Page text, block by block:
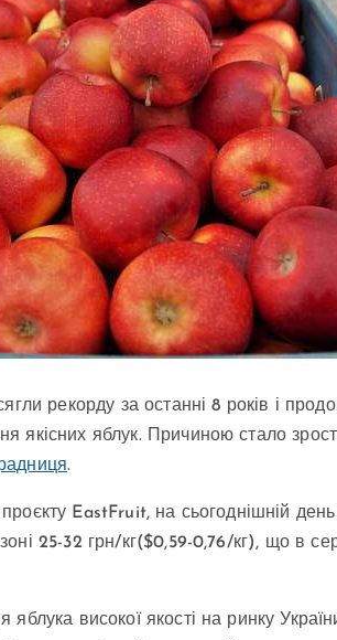
рекорду за останні 8 років і
якісних яблук. Причиною стало
.
EastFruit, на сьогоднішній день
25-32 грн/кг($0,59-0,76/кг), що в
яблука високої якості на ринку